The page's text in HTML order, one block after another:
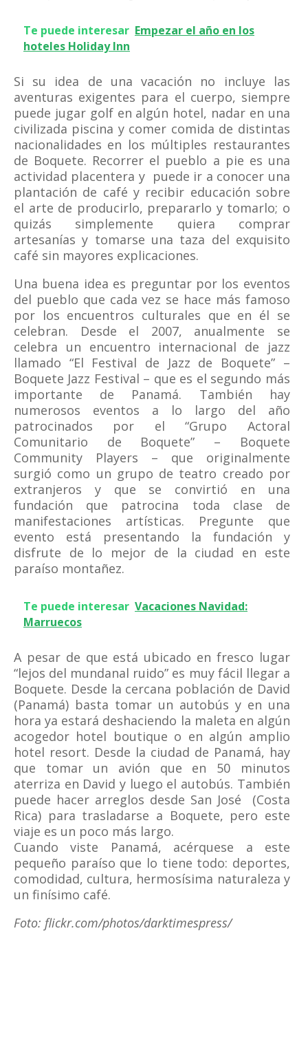
Te puede interesar Empezar el año en los
hoteles Holiday Inn
Si su idea de una vacación no incluye las
aventuras exigentes para el cuerpo, siempre
puede jugar golf en algún hotel, nadar en una
civilizada piscina y comer comida de distintas
nacionalidades en los múltiples restaurantes
de Boquete. Recorrer el pueblo a pie es una
actividad placentera y puede ir a conocer una
plantación de café y recibir educación sobre
el arte de producirlo, prepararlo y tomarlo; o
quizás simplemente quiera comprar
artesanías y tomarse una taza del exquisito
café sin mayores explicaciones.
Una buena idea es preguntar por los eventos
del pueblo que cada vez se hace más famoso
por los encuentros culturales que en él se
celebran. Desde el 2007, anualmente se
celebra un encuentro internacional de jazz
llamado “El Festival de Jazz de Boquete” –
Boquete Jazz Festival – que es el segundo más
importante de Panamá. También hay
numerosos eventos a lo largo del año
patrocinados por el “Grupo Actoral
Comunitario de Boquete” – Boquete
Community Players – que originalmente
surgió como un grupo de teatro creado por
extranjeros y que se convirtió en una
fundación que patrocina toda clase de
manifestaciones artísticas. Pregunte que
evento está presentando la fundación y
disfrute de lo mejor de la ciudad en este
paraíso montañez.
Te puede interesar Vacaciones Navidad:
Marruecos
A pesar de que está ubicado en fresco lugar
“lejos del mundanal ruido” es muy fácil llegar a
Boquete. Desde la cercana población de David
(Panamá) basta tomar un autobús y en una
hora ya estará deshaciendo la maleta en algún
acogedor hotel boutique o en algún amplio
hotel resort. Desde la ciudad de Panamá, hay
que tomar un avión que en 50 minutos
aterriza en David y luego el autobús. También
puede hacer arreglos desde San José (Costa
Rica) para trasladarse a Boquete, pero este
viaje es un poco más largo.
Cuando viste Panamá, acérquese a este
pequeño paraíso que lo tiene todo: deportes,
comodidad, cultura, hermosísima naturaleza y
un finísimo café.
Foto: flickr.com/photos/darktimespress/